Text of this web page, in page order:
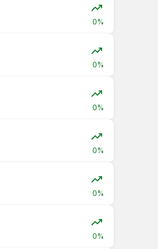
0%
0%
0%
0%
0%
0%